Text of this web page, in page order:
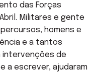
das Forças
Militares e gente
homens e
e a tantos
intervenções de
a escrever, ajudaram